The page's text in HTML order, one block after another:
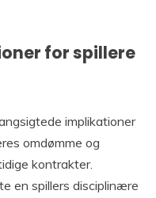
for spillere
implikationer
omdømme og
kontrakter.
en spillers disciplinære